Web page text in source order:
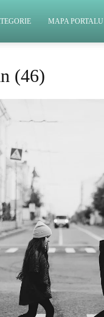
MAPA PORTALU
(46)